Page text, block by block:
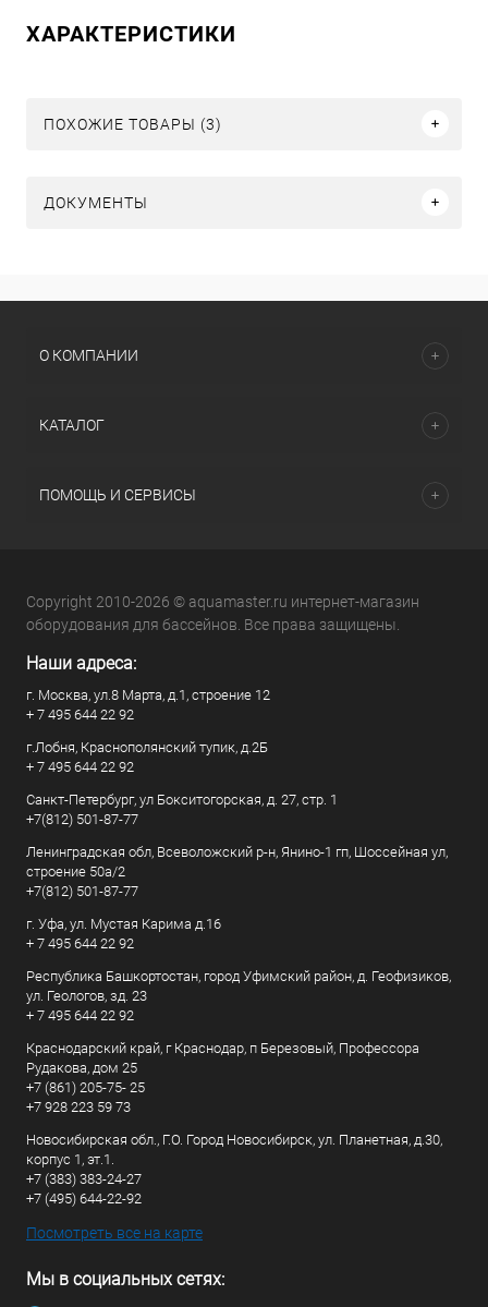
ХАРАКТЕРИСТИКИ
ПОХОЖИЕ ТОВАРЫ (3)
ДОКУМЕНТЫ
О КОМПАНИИ
КАТАЛОГ
ПОМОЩЬ И СЕРВИСЫ
Copyright 2010-2026 © aquamaster.ru интернет-магазин
оборудования для бассейнов. Все права защищены.
Наши адреса:
г. Москва, ул.8 Марта, д.1, строение 12
+ 7 495 644 22 92
г.Лобня, Краснополянский тупик, д.2Б
+ 7 495 644 22 92
Санкт-Петербург, ул Бокситогорская, д. 27, стр. 1
+7(812) 501-87-77
Ленинградская обл, Всеволожский р-н, Янино-1 гп, Шоссейная ул,
строение 50а/2
+7(812) 501-87-77
г. Уфа, ул. Мустая Карима д.16
+ 7 495 644 22 92
Республика Башкортостан, город Уфимский район, д. Геофизиков,
ул. Геологов, зд. 23
+ 7 495 644 22 92
Краснодарский край, г Краснодар, п Березовый, Профессора
Рудакова, дом 25
+7 (861) 205-75- 25
+7 928 223 59 73
Новосибирская обл., Г.О. Город Новосибирск, ул. Планетная, д.30,
корпус 1, эт.1.
+7 (383) 383-24-27
+7 (495) 644-22-92
Посмотреть все на карте
Мы в социальных сетях: